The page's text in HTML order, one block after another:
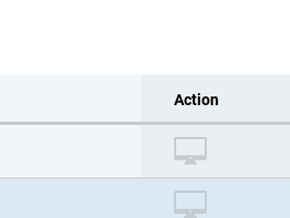
Action